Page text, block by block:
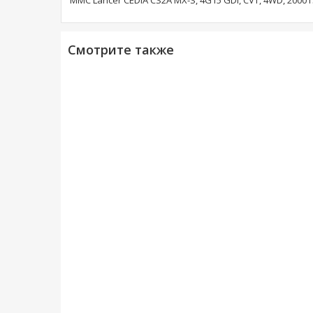
Смотрите также